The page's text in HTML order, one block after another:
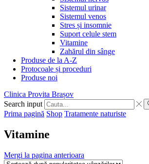
Sistemul urinar
Sistemul venos
Stres și insomnie
Suport celule stem
Vitamine
Zahărul din sânge
Produse de la A-Z
Protocoale și proceduri
Produse noi
Clinica Provita Brașov
Search input
Prima pagină Shop Tratamente naturiste
Vitamine
Mergi la pagina anterioara